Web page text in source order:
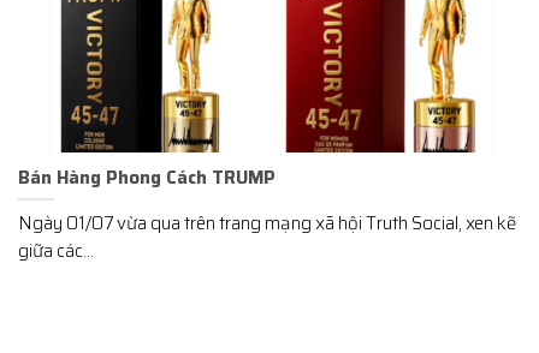
Bán Hàng Phong Cách TRUMP
Ngày 01/07 vừa qua trên trang mạng xã hội Truth Social, xen kẽ
giữa các...